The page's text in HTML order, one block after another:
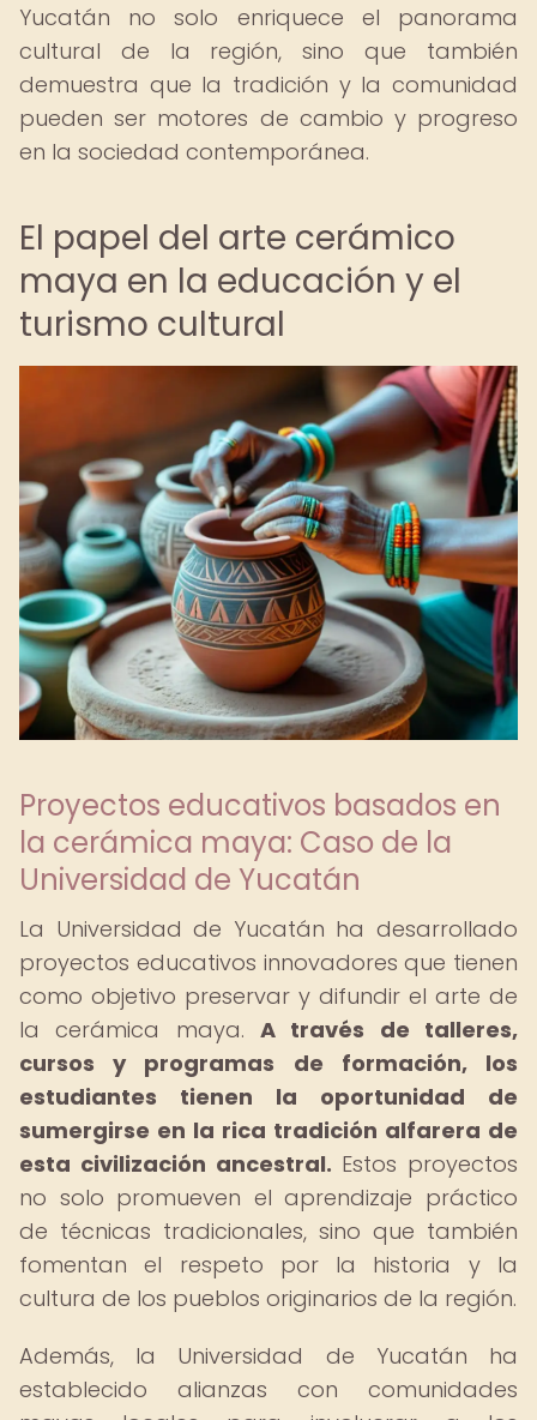
Yucatán no solo enriquece el panorama
cultural de la región, sino que también
demuestra que la tradición y la comunidad
pueden ser motores de cambio y progreso
en la sociedad contemporánea.
El papel del arte cerámico
maya en la educación y el
turismo cultural
Proyectos educativos basados en
la cerámica maya: Caso de la
Universidad de Yucatán
La Universidad de Yucatán ha desarrollado
proyectos educativos innovadores que tienen
como objetivo preservar y difundir el arte de
la cerámica maya. A través de talleres,
cursos y programas de formación, los
estudiantes tienen la oportunidad de
sumergirse en la rica tradición alfarera de
esta civilización ancestral. Estos proyectos
no solo promueven el aprendizaje práctico
de técnicas tradicionales, sino que también
fomentan el respeto por la historia y la
cultura de los pueblos originarios de la región.
Además, la Universidad de Yucatán ha
establecido alianzas con comunidades